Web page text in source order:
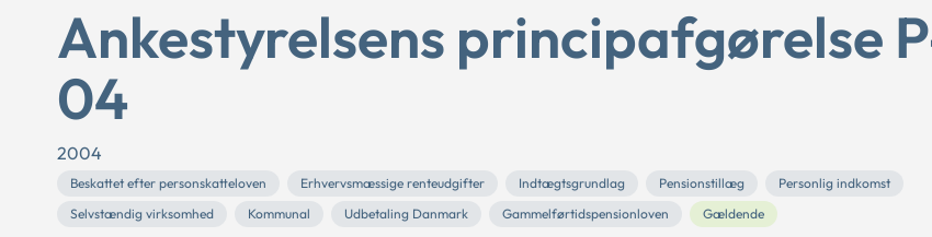
Ankestyrelsens principafgørelse
04
2004
Beskattet efter personskatteloven Erhvervsmæssige renteudgifter Indtægtsgrundlag Pensionstillæg
Personlig indkomst
Selvstændig virksomhed
Kommunal Udbetaling Danmark Gammelførtidspensionloven Gældende